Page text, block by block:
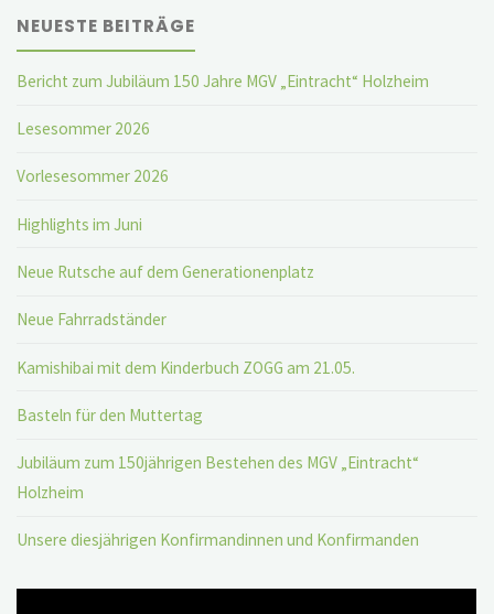
NEUESTE BEITRÄGE
Bericht zum Jubiläum 150 Jahre MGV „Eintracht“ Holzheim
Lesesommer 2026
Vorlesesommer 2026
Highlights im Juni
Neue Rutsche auf dem Generationenplatz
Neue Fahrradständer
Kamishibai mit dem Kinderbuch ZOGG am 21.05.
Basteln für den Muttertag
Jubiläum zum 150jährigen Bestehen des MGV „Eintracht“
Holzheim
Unsere diesjährigen Konfirmandinnen und Konfirmanden